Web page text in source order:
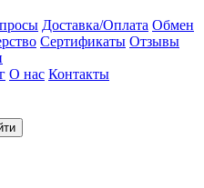
Доставка/Оплата Обмен
Сертификаты Отзывы
О нас Контакты